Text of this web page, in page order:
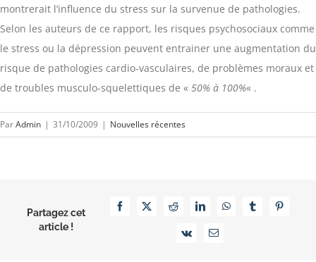
montrerait l’influence du stress sur la survenue de pathologies.
Selon les auteurs de ce rapport, les risques psychosociaux comme
le stress ou la dépression peuvent entrainer une augmentation du
risque de pathologies cardio-vasculaires, de problèmes moraux et
de troubles musculo-squelettiques de « 50% à 100%« .
ParAdmin | 31/10/2009 | Nouvelles récentes
Partagez cet
article !
Facebook
X RedditLinkedInWhatsAppTumblrPinterest
Vk Email